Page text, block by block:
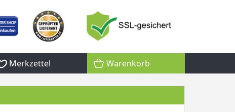
Merkzettel Warenkorb